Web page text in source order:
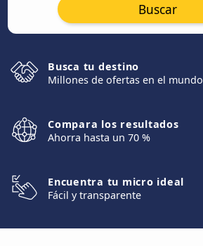
Buscar
Busca tu destino
Millones de ofertas en el mundo
Compara los resultados
Ahorra hasta un 70 %
Encuentra tu micro ideal
Fácil y transparente